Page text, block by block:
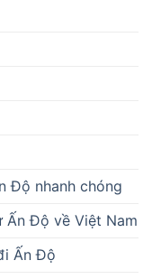
Độ nhanh chóng
Ấn Độ về Việt Nam
Ấn Độ